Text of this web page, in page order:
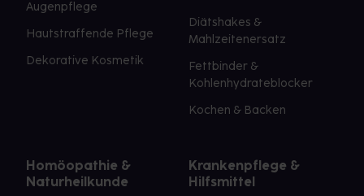
Augenpflege
Hautstraffende Pflege
Dekorative Kosmetik
Diätshakes &
Mahlzeitenersatz
Fettbinder &
Kohlenhydrateblocker
Kochen & Backen
Homöopathie &
Naturheilkunde
Krankenpflege &
Hilfsmittel